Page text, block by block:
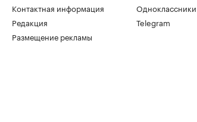
Контактная информация
Редакция
Размещение рекламы
Одноклассники
Telegram